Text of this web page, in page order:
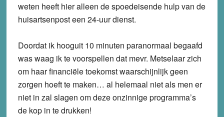
weten heeft hier alleen de spoedeisende hulp van de
huisartsenpost een 24-uur dienst.
Doordat ik hooguit 10 minuten paranormaal begaafd
was waag ik te voorspellen dat mevr. Metselaar zich
om haar financiële toekomst waarschijnlijk geen
zorgen hoeft te maken… al helemaal niet als men er
niet in zal slagen om deze onzinnige programma’s
de kop in te drukken!